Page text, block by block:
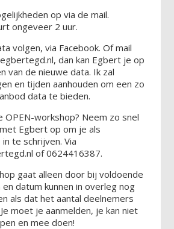
op via de mail.
ongeveer 2 uur.
volgen, via Facebook. Of mail
dan kan Egbert je op
van de nieuwe data. Ik zal
en tijden aanhouden om een zo
data te bieden.
OPEN-workshop? Neem zo snel
Egbert op om je als
te schrijven. Via
of 0624416387.
gaat alleen door bij voldoende
datum kunnen in overleg nog
als dat het aantal deelnemers
moet je aanmelden, je kan niet
en mee doen!